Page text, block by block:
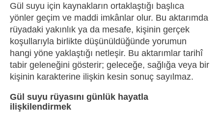
Gül suyu için kaynakların ortaklaştığı başlıca
yönler geçim ve maddi imkânlar olur. Bu aktarımda
rüyadaki yakınlık ya da mesafe, kişinin gerçek
koşullarıyla birlikte düşünüldüğünde yorumun
hangi yöne yaklaştığı netleşir. Bu aktarımlar tarihî
tabir geleneğini gösterir; geleceğe, sağlığa veya bir
kişinin karakterine ilişkin kesin sonuç sayılmaz.
Gül suyu rüyasını günlük hayatla
ilişkilendirmek